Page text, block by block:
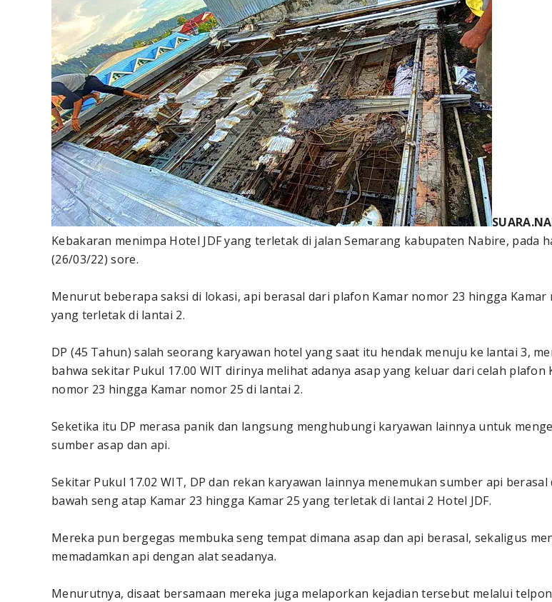
Kebakaran menimpa Hotel JDF yang terletak di jalan Semarang kabupaten Nabire, pada
(26/03/22) sore.
Menurut beberapa saksi di lokasi, api berasal dari plafon Kamar nomor 23 hingga Kamar
yang terletak di lantai 2.
DP (45 Tahun) salah seorang karyawan hotel yang saat itu hendak menuju ke lantai 3,
bahwa sekitar Pukul 17.00 WIT dirinya melihat adanya asap yang keluar dari celah plafon
nomor 23 hingga Kamar nomor 25 di lantai 2.
Seketika itu DP merasa panik dan langsung menghubungi karyawan lainnya untuk
sumber asap dan api.
Sekitar Pukul 17.02 WIT, DP dan rekan karyawan lainnya menemukan sumber api berasal
bawah seng atap Kamar 23 hingga Kamar 25 yang terletak di lantai 2 Hotel JDF.
Mereka pun bergegas membuka seng tempat dimana asap dan api berasal, sekaligus
memadamkan api dengan alat seadanya.
Menurutnya, disaat bersamaan mereka juga melaporkan kejadian tersebut melalui